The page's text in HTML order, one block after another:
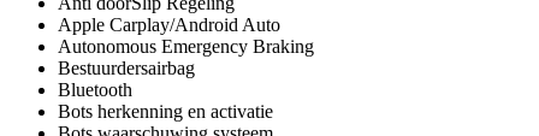
Apple Carplay/Android Auto
Autonomous Emergency Braking
Bestuurdersairbag
Bluetooth
Bots herkenning en activatie